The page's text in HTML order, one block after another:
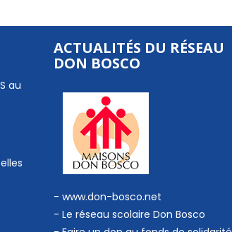
au
ACTUALITÉS DU RÉSEAU
DON BOSCO
- www.don-bosco.net
- Le réseau scolaire Don Bosco